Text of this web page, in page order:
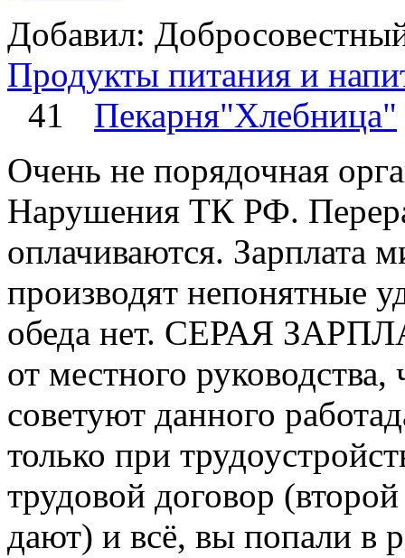
Добавил:
Продукты питания и
41
Пекарня"Хлебница"
Очень не порядочная
Нарушения ТК РФ.
оплачиваются. Зарплата
производят непонятные
обеда нет. СЕРАЯ
от местного
советуют данного
только при
трудовой договор
дают) и всё, вы попали в